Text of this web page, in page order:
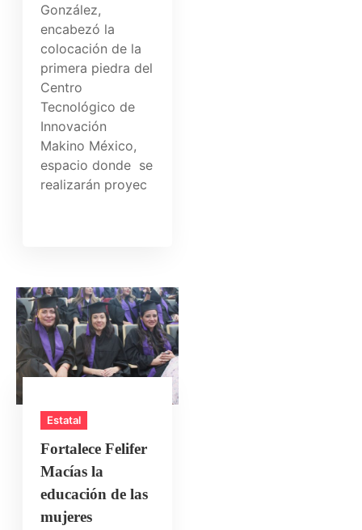
González,
encabezó la
colocación de la
primera piedra del
Centro
Tecnológico de
Innovación
Makino México,
espacio donde se
realizarán proyec
Estatal
Fortalece Felifer
Macías la
educación de las
mujeres